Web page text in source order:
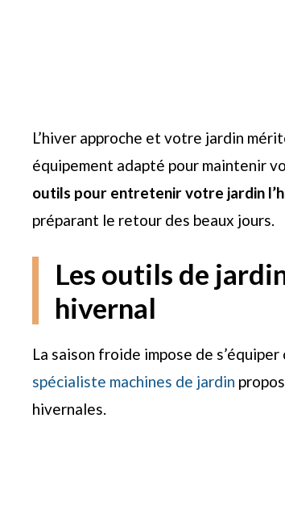
L’hiver approche et votre jardin
équipement adapté pour maintenir
outils pour entretenir votre jardin
préparant le retour des beaux jours.
Les outils de
hivernal
La saison froide impose de
spécialiste machines de jardin
hivernales.